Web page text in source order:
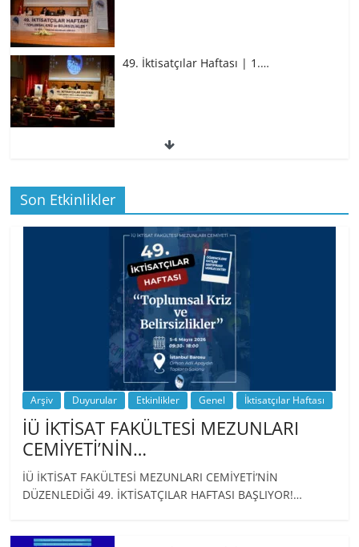
49. İktisatçılar Haftası | 1.…
49. İktisatçılar Haftası | 1.…
BİZ İKTİSATLILAR: İÇİMİZDEN BİRİ PROF.
…
Son Etkinlikler
Arşiv Duyurular Etkinlikler Genel İktisatçılar Haftası
İÜ İKTİSAT FAKÜLTESİ MEZUNLARI
CEMİYETİ’NİN…
İÜ İKTİSAT FAKÜLTESİ MEZUNLARI CEMİYETİ’NİN
DÜZENLEDİĞİ 49. İKTİSATÇILAR HAFTASI BAŞLIYOR!…